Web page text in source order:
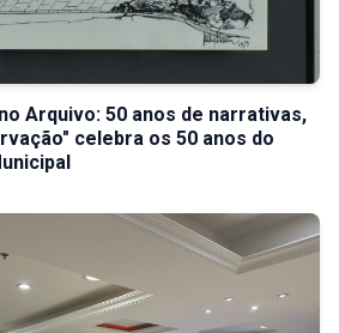
Arquivo: 50 anos de narrativas,
celebra os 50 anos do